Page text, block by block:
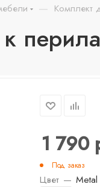
— Комплект
1 790
Под заказ
Цвет — Metal